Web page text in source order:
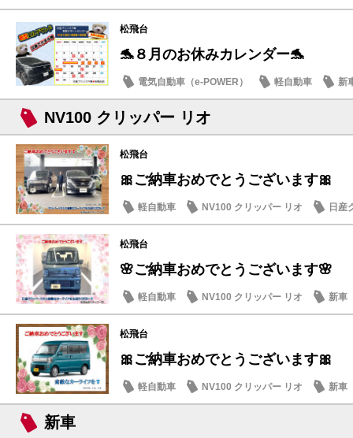
松飛台
🐬８月のお休みカレンダー🐬
電気自動車（e-POWER） 軽自動車
新
日産のお店
NV100 クリッパー リオ
松飛台
🎀ご納車おめでとうございます🎀
軽自動車 NV100 クリッパー リオ 日産
松飛台
🌸ご納車おめでとうございます🌸
軽自動車 NV100 クリッパー リオ 新車
松飛台
🎀ご納車おめでとうございます🎀
軽自動車 NV100 クリッパー リオ 新車
新車